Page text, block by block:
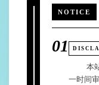
NOTICE
01
本
一时间